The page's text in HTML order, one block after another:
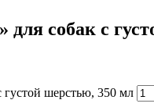
собак с
шерстью, 350 мл